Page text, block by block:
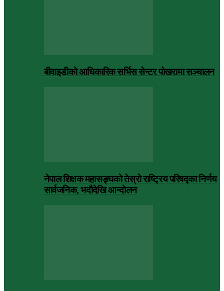
बीवाइडीको आधिकारिक सर्भिस सेन्टर पोखरामा सञ्चालन
नेपाल शिक्षक महासङ्घको तेस्रो राष्ट्रिय परिषद्का निर्णय
सार्वजनिक, भदाैदेखि आन्दाेलन